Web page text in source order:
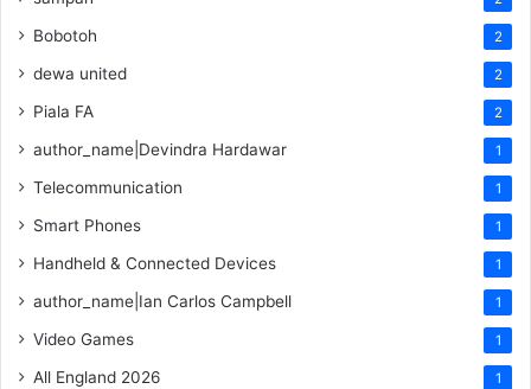
Bobotoh 2
dewa united 2
Piala FA 2
author_name|Devindra Hardawar 1
Telecommunication 1
Smart Phones 1
Handheld & Connected Devices 1
author_name|Ian Carlos Campbell 1
Video Games 1
All England 2026 1